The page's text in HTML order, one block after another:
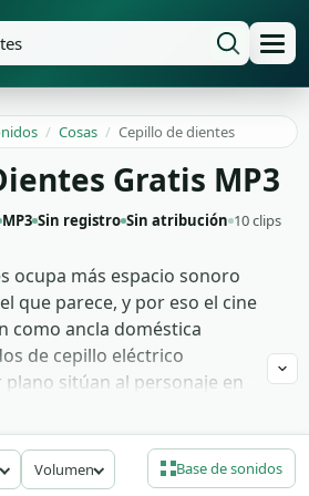
/ Cosas / Cepillo de dientes
Gratis MP3
MP3 Sin registro Sin atribución 10 clips
ocupa más espacio sonoro
que parece, y por eso el cine
como ancla doméstica
de cepillo eléctrico
sitúan al personaje en
capturan ambos registros del
con cerdas frotando
su vibración rítmica
Volumen Base de sonidos